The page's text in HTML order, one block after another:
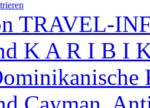
TRAVEL-
K A R I B I